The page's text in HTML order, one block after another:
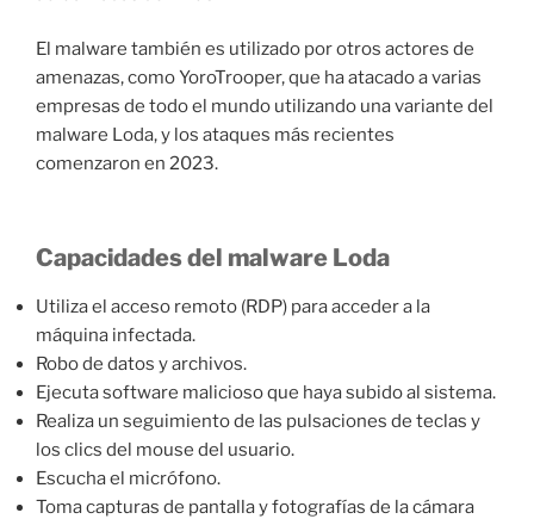
El malware también es utilizado por otros actores de
amenazas, como YoroTrooper, que ha atacado a varias
empresas de todo el mundo utilizando una variante del
malware Loda, y los ataques más recientes
comenzaron en 2023.
Capacidades del malware Loda
Utiliza el acceso remoto (RDP) para acceder a la
máquina infectada.
Robo de datos y archivos.
Ejecuta software malicioso que haya subido al sistema.
Realiza un seguimiento de las pulsaciones de teclas y
los clics del mouse del usuario.
Escucha el micrófono.
Toma capturas de pantalla y fotografías de la cámara